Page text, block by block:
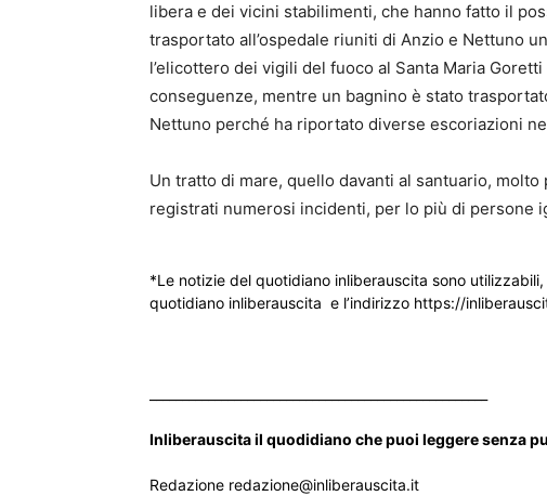
libera e dei vicini stabilimenti, che hanno fatto il
trasportato all’ospedale riuniti di Anzio e Nettuno
l’elicottero dei vigili del fuoco al Santa Maria
conseguenze, mentre un bagnino è stato
Nettuno perché ha riportato diverse escoriazioni
Un tratto di mare, quello davanti al santuario,
registrati numerosi incidenti, per lo più di persone
*Le notizie del quotidiano inliberauscita sono
quotidiano inliberauscita e l’indirizzo https://
Inliberauscita il quodidiano che puoi leggere senza
Redazione redazione@inliberauscita.it